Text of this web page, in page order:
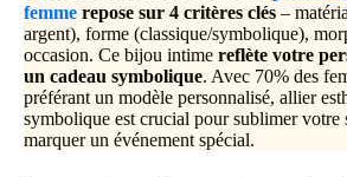
femme repose sur 4 critères clés –
argent), forme (classique/symbolique),
occasion. Ce bijou intime reflète votre
un cadeau symbolique. Avec 70% des
préférant un modèle personnalisé, allier
symbolique est crucial pour sublimer votre
marquer un événement spécial.